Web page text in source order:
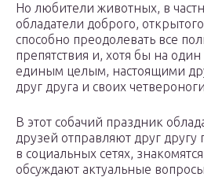
Но любители животных, в
обладатели доброго,
способно преодолевать все
препятствия и, хотя бы на один
единым целым, настоящими
друг друга и своих
В этот собачий праздник
друзей отправляют друг другу
в социальных сетях,
обсуждают актуальные